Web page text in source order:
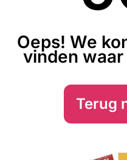
Oeps! We
vinden
Terug